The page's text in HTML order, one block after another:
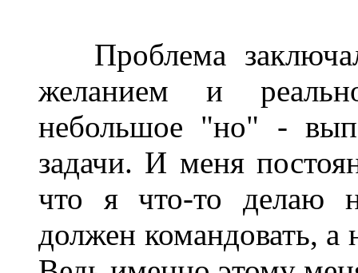
Проблема
желанием и
небольшое "но" -
задачи. И меня
что я что-то делаю
должен командовать, а